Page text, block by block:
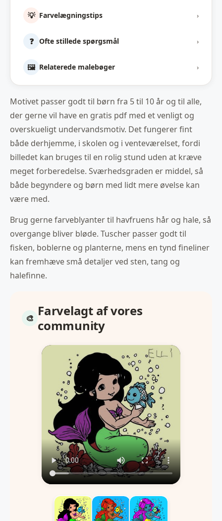
💡 Farvelægningstips ›
❓ Ofte stillede spørgsmål ›
🖼️ Relaterede malebøger ›
Motivet passer godt til børn fra 5 til 10 år og til alle,
der gerne vil have en gratis pdf med et venligt og
overskueligt undervandsmotiv. Det fungerer fint
både derhjemme, i skolen og i venteværelset, fordi
billedet kan bruges til en rolig stund uden at kræve
meget forberedelse. Sværhedsgraden er middel, så
både begyndere og børn med lidt mere øvelse kan
være med.
Brug gerne farveblyanter til havfruens hår og hale, så
overgange bliver bløde. Tuscher passer godt til
fisken, boblerne og planterne, mens en tynd fineliner
kan fremhæve små detaljer ved sten, tang og
halefinne.
Farvelagt af vores
community